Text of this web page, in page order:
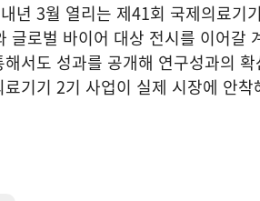
년 3월 열리는 제41회 국제의료기
글로벌 바이어 대상 전시를 이어갈
서도 성과를 공개해 연구성과의 확
기기 2기 사업이 실제 시장에 안착